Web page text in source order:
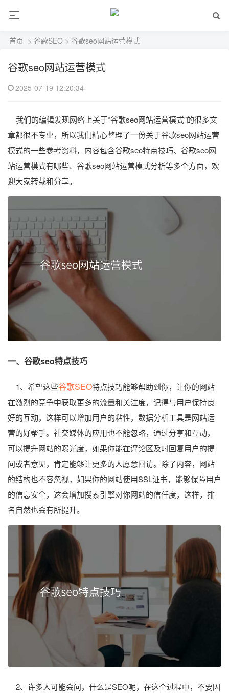
首页 > 谷歌SEO > 谷歌seo网站运营模式
谷歌seo网站运营模式
2025-07-19 12:20:34
我们的编辑发现网络上关于“谷歌seo网站运营模式”的很多文
章都很不专业，所以我们精心整理了一份关于谷歌seo网站运营
模式的一些参考资料，内容包含谷歌seo特点技巧、谷歌seo网
站运营模式有哪些、谷歌seo网站运营模式分析等多个方面，欢
迎大家转载和分享。
一、谷歌seo特点技巧
1、希望这些谷歌SEO特点技巧能够帮助到你，让你的网站
在激烈的竞争中获取更多的流量和关注度，记得与用户保持良
好的互动，这样可以增加用户的粘性，数据分析工具是网站运
营的好帮手。社交媒体的应用也不能忽略，通过分享和互动，
可以提升网站的曝光度，如果你能在评论区及时回复用户的提
问或者意见，肯定能够让更多的人愿意回访。除了内容，网站
的结构也不容忽视，如果你的网站使用SSL证书，能够保障用户
的信息安全，这会增加搜索引擎对你网站的信任度，这样，排
名自然也会有所提升。
2、许多人可能会问，什么是SEO呢，在这个过程中，不要因